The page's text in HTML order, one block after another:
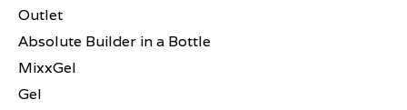
Outlet
Absolute Builder in a Bottle
MixxGel
Gel